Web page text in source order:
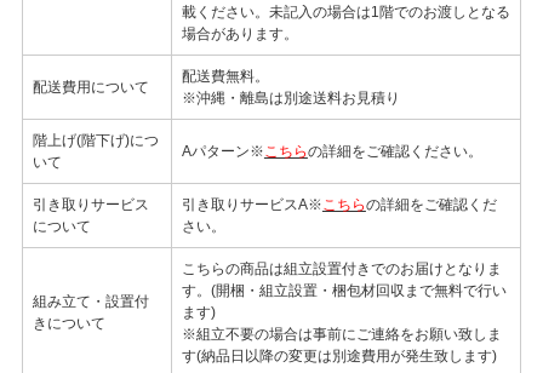
載ください。未記入の場合は1階でのお渡しとなる
場合があります。
配送費用について
配送費無料。
※沖縄・離島は別途送料お見積り
階上げ(階下げ)につ
いて
Aパターン※こちらの詳細をご確認ください。
引き取りサービス
について
引き取りサービスA※こちらの詳細をご確認くだ
さい。
組み立て・設置付
きについて
こちらの商品は組立設置付きでのお届けとなりま
す。(開梱・組立設置・梱包材回収まで無料で行い
ます)
※組立不要の場合は事前にご連絡をお願い致しま
す(納品日以降の変更は別途費用が発生致します)